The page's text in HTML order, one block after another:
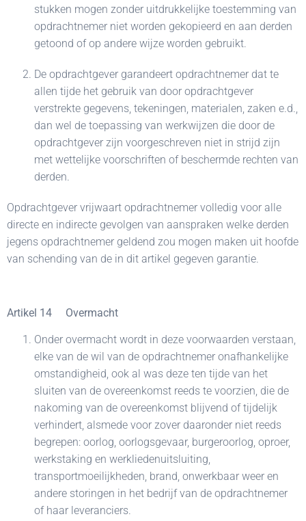
stukken mogen zonder uitdrukkelijke toestemming van
opdrachtnemer niet worden gekopieerd en aan derden
getoond of op andere wijze worden gebruikt.
De opdrachtgever garandeert opdrachtnemer dat te
allen tijde het gebruik van door opdrachtgever
verstrekte gegevens, tekeningen, materialen, zaken e.d.,
dan wel de toepassing van werkwijzen die door de
opdrachtgever zijn voorgeschreven niet in strijd zijn
met wettelijke voorschriften of beschermde rechten van
derden.
Opdrachtgever vrijwaart opdrachtnemer volledig voor alle
directe en indirecte gevolgen van aanspraken welke derden
jegens opdrachtnemer geldend zou mogen maken uit hoofde
van schending van de in dit artikel gegeven garantie.
Artikel 14 Overmacht
Onder overmacht wordt in deze voorwaarden verstaan,
elke van de wil van de opdrachtnemer onafhankelijke
omstandigheid, ook al was deze ten tijde van het
sluiten van de overeenkomst reeds te voorzien, die de
nakoming van de overeenkomst blijvend of tijdelijk
verhindert, alsmede voor zover daaronder niet reeds
begrepen: oorlog, oorlogsgevaar, burgeroorlog, oproer,
werkstaking en werkliedenuitsluiting,
transportmoeilijkheden, brand, onwerkbaar weer en
andere storingen in het bedrijf van de opdrachtnemer
of haar leveranciers.